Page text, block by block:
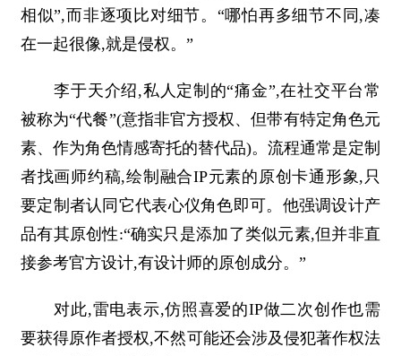
相似”,而非逐项比对细节。“哪怕再多细节不同,凑
在一起很像,就是侵权。”
李于天介绍,私人定制的“痛金”,在社交平台常
被称为“代餐”(意指非官方授权、但带有特定角色元
素、作为角色情感寄托的替代品)。流程通常是定制
者找画师约稿,绘制融合IP元素的原创卡通形象,只
要定制者认同它代表心仪角色即可。他强调设计产
品有其原创性:“确实只是添加了类似元素,但并非直
接参考官方设计,有设计师的原创成分。”
对此,雷电表示,仿照喜爱的IP做二次创作也需
要获得原作者授权,不然可能还会涉及侵犯著作权法